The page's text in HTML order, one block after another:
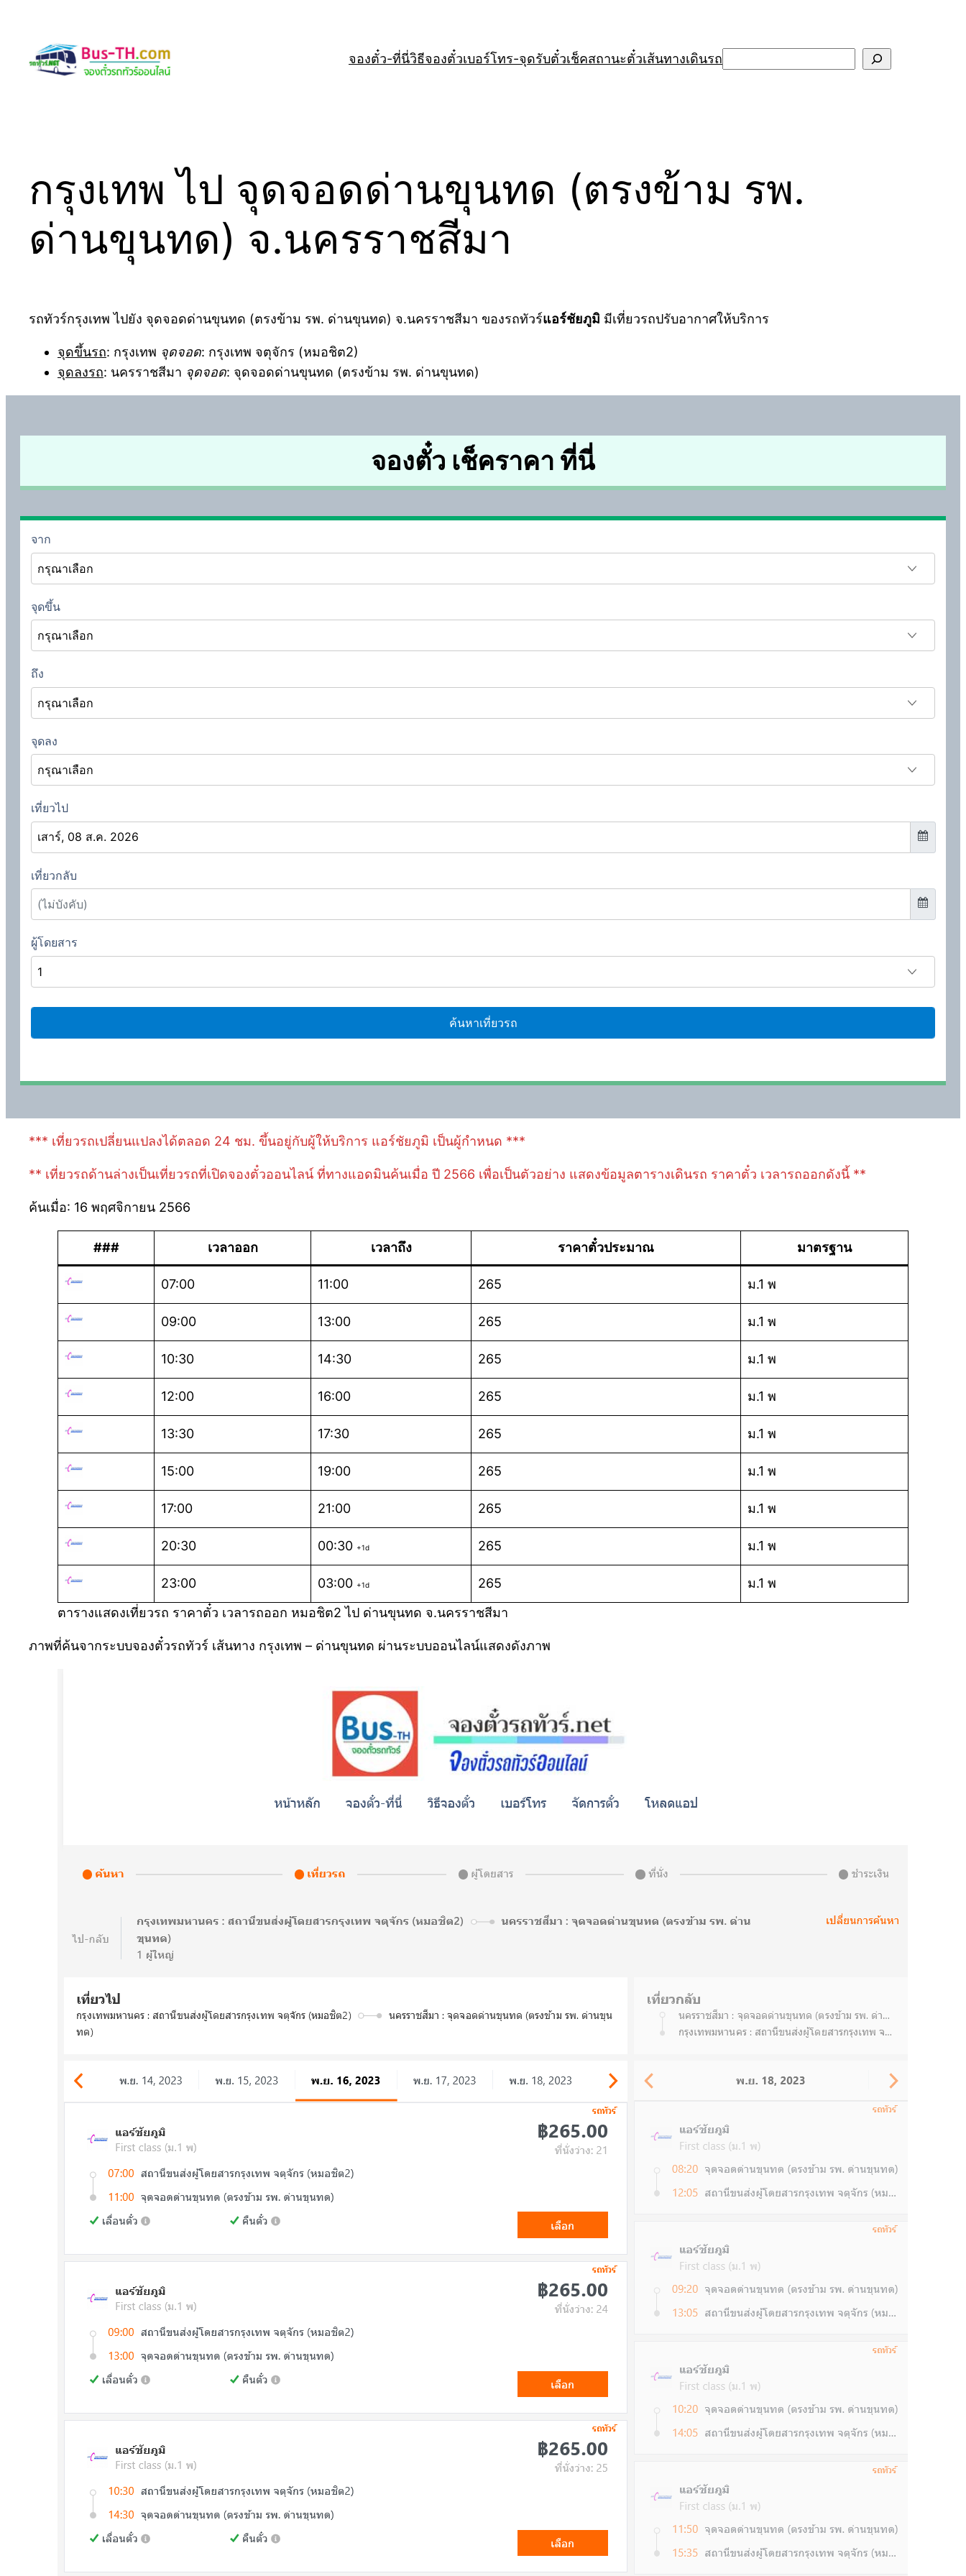
content
จองตั๋ว-ที่นี่วิธีจองตั๋วเบอร์โทร-จุดรับตั๋วเช็คสถานะตั๋วเส้นทางเดินรถ
กรุงเทพ ไป จุดจอดด่านขุนทด (ตรงข้าม รพ.
ด่านขุนทด) จ.นครราชสีมา
รถทัวร์กรุงเทพ ไปยัง จุดจอดด่านขุนทด (ตรงข้าม รพ. ด่านขุนทด) จ.นครราชสีมา ของรถทัวร์แอร์ชัยภูมิ มีเที่ยวรถปรับอากาศให้บริการ
จุดขึ้นรถ: กรุงเทพ จุดจอด: กรุงเทพ จตุจักร (หมอชิต2)
จุดลงรถ: นครราชสีมา จุดจอด: จุดจอดด่านขุนทด (ตรงข้าม รพ. ด่านขุนทด)
จองตั๋ว เช็คราคา ที่นี่
*** เที่ยวรถเปลี่ยนแปลงได้ตลอด 24 ชม. ขึ้นอยู่กับผู้ให้บริการ แอร์ชัยภูมิ เป็นผู้กำหนด ***
** เที่ยวรถด้านล่างเป็นเที่ยวรถที่เปิดจองตั๋วออนไลน์ ที่ทางแอดมินค้นเมื่อ ปี 2566 เพื่อเป็นตัวอย่าง แสดงข้อมูลตารางเดินรถ ราคาตั๋ว เวลารถออกดังนี้ **
ค้นเมื่อ: 16 พฤศจิกายน 2566
### เวลาออก เวลาถึง ราคาตั๋วประมาณ มาตรฐาน
07:00 11:00 265 ม.1 พ
09:00 13:00 265 ม.1 พ
10:30 14:30 265 ม.1 พ
12:00 16:00 265 ม.1 พ
13:30 17:30 265 ม.1 พ
15:00 19:00 265 ม.1 พ
17:00 21:00 265 ม.1 พ
20:30 00:30 +1d 265 ม.1 พ
23:00 03:00 +1d 265
ม.1 พ
ตารางแสดงเที่ยวรถ ราคาตั๋ว เวลารถออก หมอชิต2 ไป ด่านขุนทด จ.นครราชสีมา
ภาพที่ค้นจากระบบจองตั๋วรถทัวร์ เส้นทาง กรุงเทพ – ด่านขุนทด ผ่านระบบออนไลน์แสดงดังภาพ